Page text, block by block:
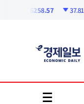
6258.57 37.81 -